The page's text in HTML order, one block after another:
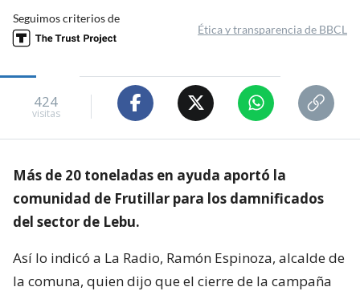
Seguimos criterios de
Ética y transparencia de BBCL
424
visitas
Más de 20 toneladas en ayuda aportó la
comunidad de Frutillar para los damnificados
del sector de Lebu.
Así lo indicó a La Radio, Ramón Espinoza, alcalde de
la comuna, quien dijo que el cierre de la campaña